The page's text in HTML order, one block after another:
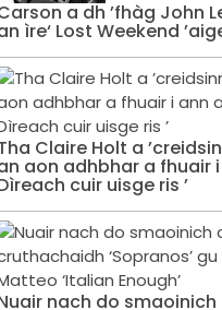
a dh ’fhàg John
ìre‘ Lost Weekend
Claire Holt a
aon adhbhar a fhuair i
cuir uisge ris ’
nach do